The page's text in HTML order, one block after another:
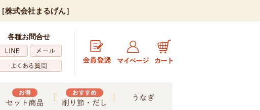
式会社まるげん］
各種お問合せ